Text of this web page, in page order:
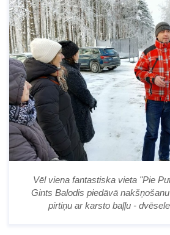
Vēl viena fantastiska vieta "Pie
Gints Balodis piedāvā
pirtiņu ar karsto baļļu -